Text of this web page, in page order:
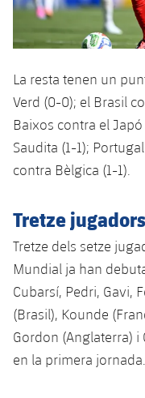
Jugadors
Fotos
Palmarès
Història
Classificació
Actualitat
Entrades
Resultats
Jugadors
Fotos
Història
Palmarès
Barça Atlètic
plusicon
més
Calendari
Resultats
Classificació
Base
plusicon
més
Actualitat
Barça C
Juvenil
Infantil
Aleví
Campus Estiu
PLUSICON
MÉS
Notícies
Atletisme
plusicon
més
Actualitat
Masculí
Femení
Bàsquet en
plusicon
més
Actualitat
Hockey gel
plusicon
més
La resta tenen un
Verd (0-0); el Brasil
Baixos contra el
Saudita (1-1);
contra Bèlgica (1-1).
Tretze
Tretze dels setze
Mundial ja han
Cubarsí, Pedri, Gavi,
(Brasil), Kounde
Gordon (Anglaterra)
en la primera jornada.